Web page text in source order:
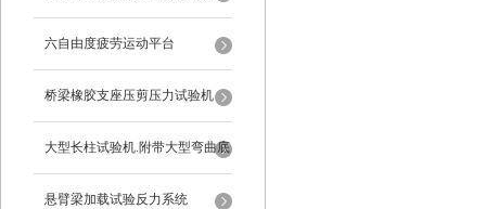
六自由度疲劳运动平台
桥梁橡胶支座压剪压力试验机
大型长柱试验机.附带大型弯曲底
座
悬臂梁加载试验反力系统